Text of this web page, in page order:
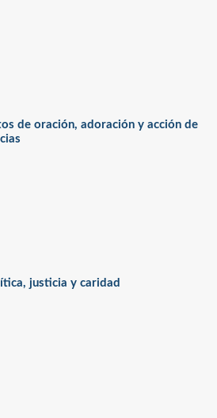
de oración, adoración y acción de
justicia y caridad